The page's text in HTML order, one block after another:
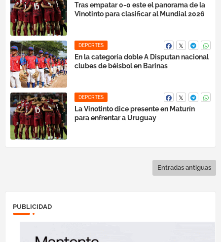
Tras empatar 0-0 este el panorama de la
Vinotinto para clasificar al Mundial 2026
DEPORTES
En la categoría doble A Disputan nacional
clubes de béisbol en Barinas
DEPORTES
La Vinotinto dice presente en Maturín
para enfrentar a Uruguay
Entradas antiguas
PUBLICIDAD